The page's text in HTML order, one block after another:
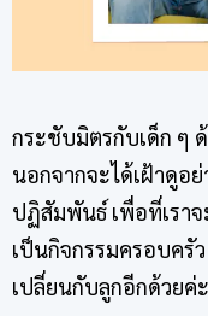
กระชับมิตรกับเด็ก ๆ
นอกจากจะได้เฝ้าดูอ
ปฏิสัมพันธ์ เพื่อที่เรา
เป็นกิจกรรมครอบครั
เปลี่ยนกับลูกอีกด้วยค่ะ